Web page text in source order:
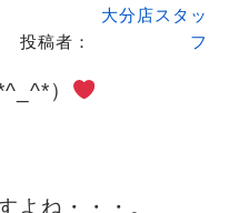
投稿者：
大分店スタッ
フ
）
よね・・・。